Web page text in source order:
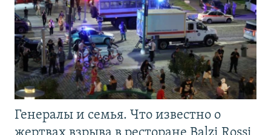
Генералы и семья. Что известно о